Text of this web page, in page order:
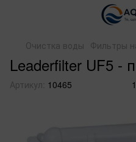
Очистка воды Фильтры
Leaderfilter UF5 -
Артикул: 10465